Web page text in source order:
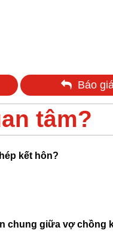
Báo
tâm?
kết hôn?
chung giữa vợ chồng